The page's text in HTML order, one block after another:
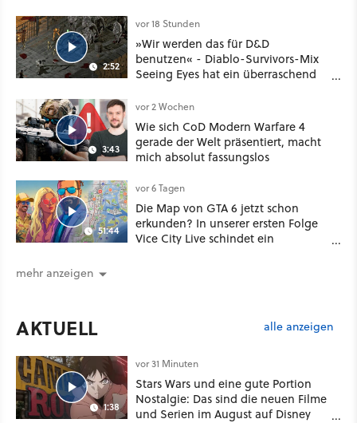
2:52
vor 18 Stunden
»Wir werden das für D&D
benutzen« - Diablo-Survivors-Mix
Seeing Eyes hat ein überraschend
3:43
vor 2 Wochen
Wie sich CoD Modern Warfare 4
gerade der Welt präsentiert, macht
mich absolut fassungslos
51:44
vor 6 Tagen
Die Map von GTA 6 jetzt schon
erkunden? In unserer ersten Folge
Vice City Live schindet ein
mehr anzeigen
AKTUELL alle anzeigen
1:38
vor 31 Minuten
Stars Wars und eine gute Portion
Nostalgie: Das sind die neuen Filme
und Serien im August auf Disney